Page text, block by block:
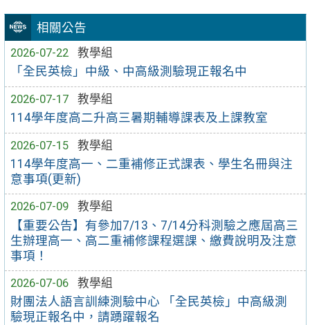
相關公告
2026-07-22
教學組
「全民英檢」中級、中高級測驗現正報名中
2026-07-17
教學組
114學年度高二升高三暑期輔導課表及上課教室
2026-07-15
教學組
114學年度高一、二重補修正式課表、學生名冊與注
意事項(更新)
2026-07-09
教學組
【重要公告】有參加7/13、7/14分科測驗之應屆高三
生辦理高一、高二重補修課程選課、繳費說明及注意
事項！
2026-07-06
教學組
財團法人語言訓練測驗中心 「全民英檢」中高級測
驗現正報名中，請踴躍報名